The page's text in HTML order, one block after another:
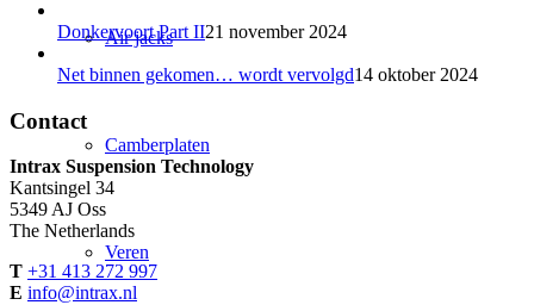
Air jacks
Camberplaten
Veren
Donkervoort Part II21 november 2024
Net binnen gekomen… wordt vervolgd14 oktober 2024
Contact
Intrax Suspension Technology
Kantsingel 34
5349 AJ Oss
The Netherlands
T +31 413 272 997
E info@intrax.nl